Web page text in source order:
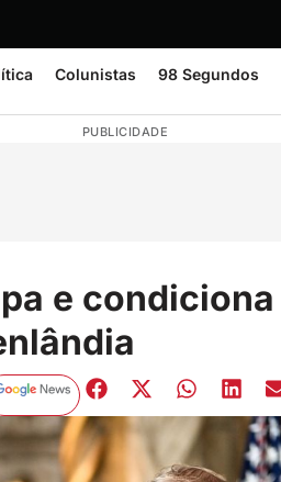
Colunistas 98 Segundos
PUBLICIDADE
e condiciona